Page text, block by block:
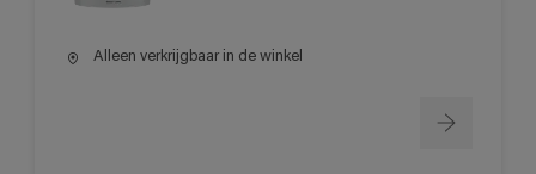
Alleen verkrijgbaar in de winkel